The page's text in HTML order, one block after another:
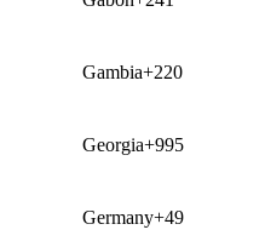
Gambia+220
Georgia+995
Germany+49